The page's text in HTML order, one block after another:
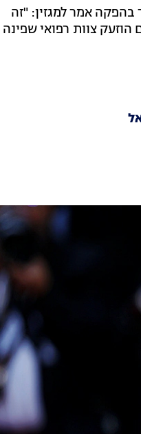
בהפקה אמר למגזין: "זה
צוות רפואי שפינה